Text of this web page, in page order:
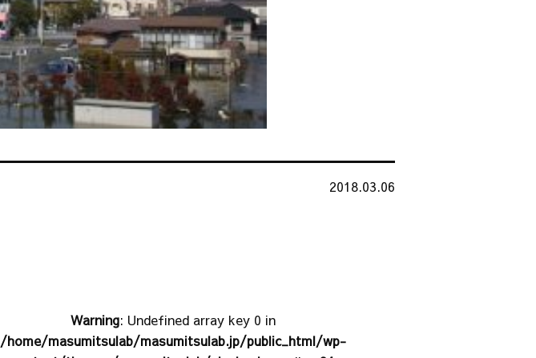
2018.03.06
Warning: Undefined array key 0 in
/home/masumitsulab/masumitsulab.jp/public_html/wp-